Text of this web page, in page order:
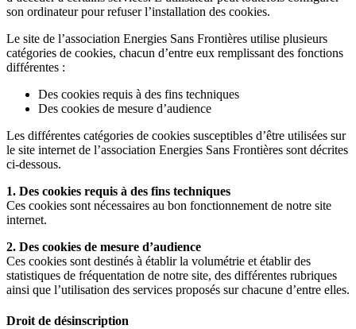
son ordinateur pour refuser l’installation des cookies.
Le site de l’association Energies Sans Frontières utilise plusieurs
catégories de cookies, chacun d’entre eux remplissant des fonctions
différentes :
Des cookies requis à des fins techniques
Des cookies de mesure d’audience
Les différentes catégories de cookies susceptibles d’être utilisées sur
le site internet de l’association Energies Sans Frontières sont décrites
ci-dessous.
1. Des cookies requis à des fins techniques
Ces cookies sont nécessaires au bon fonctionnement de notre site
internet.
2. Des cookies de mesure d’audience
Ces cookies sont destinés à établir la volumétrie et établir des
statistiques de fréquentation de notre site, des différentes rubriques
ainsi que l’utilisation des services proposés sur chacune d’entre elles.
Droit de désinscription